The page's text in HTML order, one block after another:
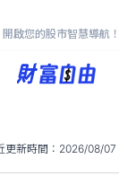
啟您的股市智慧導航！
26.40
0.38%
更新時間： 2026/08/07